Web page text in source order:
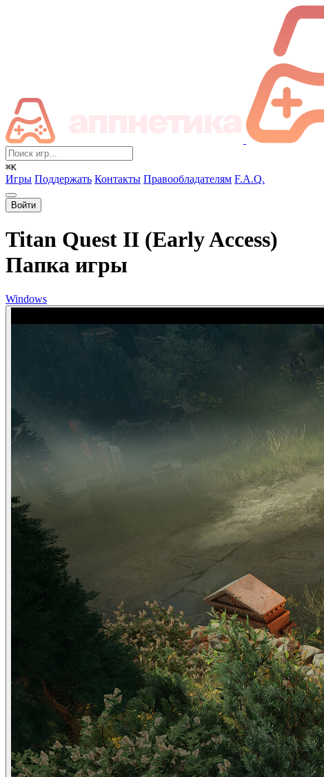
⌘K
Игры Поддержать Контакты Правообладателям F.A.Q.
Войти
Titan Quest II (Early Access)
Папка игры
Windows